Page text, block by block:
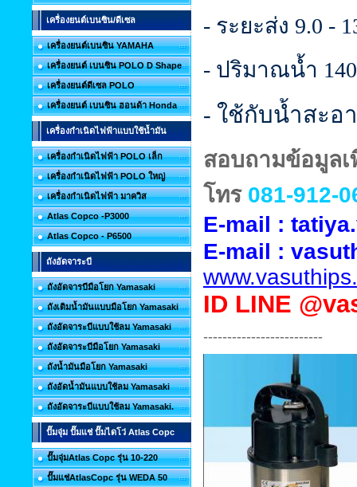
เครื่องยนต์เบนซิน/ดีเซล
เครื่องยนต์เบนซิน YAMAHA
เครื่องยนต์ เบนซิน POLO D Shape
เครื่องยนต์ดีเซล POLO
เครื่องยนต์ เบนซิน ฮอนด้า Honda
เครื่องกำเนิดไฟฟ้าแบบใช้น้ำมัน
เครื่องกำเนิดไฟฟ้า POLO เล็ก
เครื่องกำเนิดไฟฟ้า POLO ใหญ่
เครื่องกำเนิดไฟฟ้า มาควิส
Atlas Copco -P3000
Atlas Copco - P6500
ถังอัดจาระบี
ถังอัดจารบีมือโยก Yamasaki
ถังเติมน้ำมันแบบมือโยก Yamasaki
ถังอัดจาระบีแบบใช้ลม Yamasaki
ถังอัดจาระบีมือโยก Yamasaki
ถังน้ำมันมือโยก Yamasaki
ถังอัดน้ำมันแบบใช้ลม Yamasaki
ถังอัดจาระบีแบบใช้ลม Yamasaki.
ปั๊มจุ่ม ปั๊มแช่ ปั๊มไดโว่ Atlas Copc
ปั๊มจุ่มAtlas Copc รุ่น 10-220
ปั๊มแช่AtlasCopc รุ่น WEDA 50
- ระยะส่ง 9.0 -
- ปริมาณน้ำ
- ใช้กับน้ำสะอ
สอบถามข้อมูลเ
โทร 081-912-
E-mail :
E-mail :
ID LINE
-------------------------